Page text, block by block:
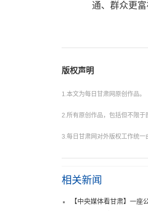
通、群众更
版权声明
1.本文为每日甘肃网原创作品。
2.所有原创作品，包括但不限
3.每日甘肃网对外版权工作统
相关新闻
【中央媒体看甘肃】一座